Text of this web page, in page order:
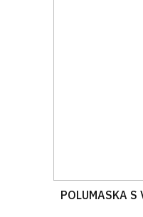
POLUMASKA